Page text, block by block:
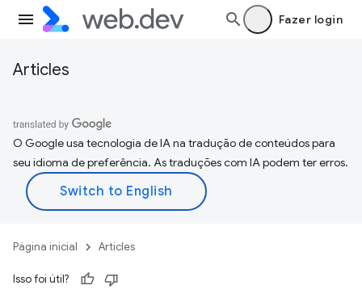
Fazer login
Articles
O Google usa tecnologia de IA na tradução de conteúdos para
seu idioma de preferência. As traduções com IA podem ter erros.
Página inicial Articles
Isso foi útil?